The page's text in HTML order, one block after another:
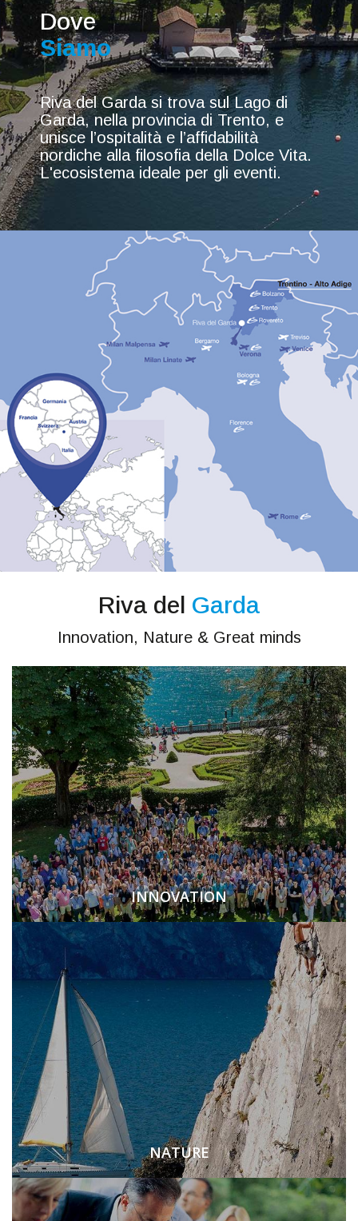
Dove
Siamo
Riva del Garda si trova sul Lago di
Garda, nella provincia di Trento, e
unisce l’ospitalità e l’affidabilità
nordiche alla filosofia della Dolce Vita.
L'ecosistema ideale per gli eventi.
Riva del Garda
Innovation, Nature & Great minds
INNOVATION
NATURE